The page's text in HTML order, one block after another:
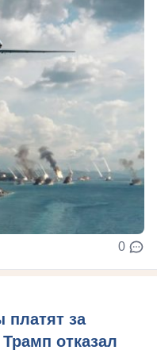
0
платят за
отказал